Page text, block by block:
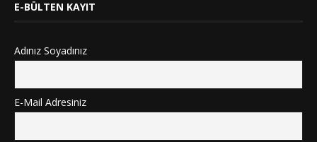
E-BÜLTEN KAYIT
Adınız Soyadınız
E-Mail Adresiniz